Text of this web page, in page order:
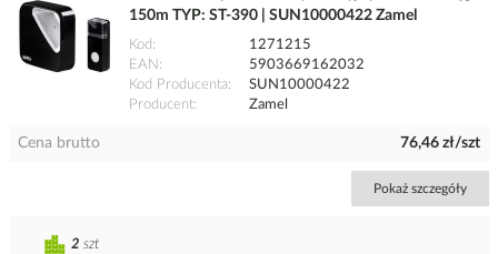
150m TYP: ST-390 | SUN10000422 Zamel
Kod
1271215
EAN
5903669162032
Kod Producenta
SUN10000422
Producent
Zamel
Cena brutto 76,46 zł/szt
Pokaż szczegóły
2 szt